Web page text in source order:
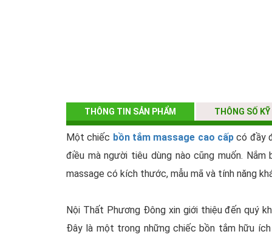
THÔNG TIN SẢN PHẨM THÔNG SỐ
Một chiếc bồn tắm massage cao cấp có đầy
điều mà người tiêu dùng nào cũng muốn.
massage có kích thước, mẫu mã và tính năng
Nội Thất Phương Đông xin giới thiệu đến quý
Đây là một trong những chiếc bồn tắm hữu